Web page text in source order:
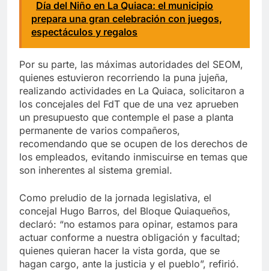
Día del Niño en La Quiaca: el municipio
prepara una gran celebración con juegos,
espectáculos y regalos
Por su parte, las máximas autoridades del SEOM,
quienes estuvieron recorriendo la puna jujeña,
realizando actividades en La Quiaca, solicitaron a
los concejales del FdT que de una vez aprueben
un presupuesto que contemple el pase a planta
permanente de varios compañeros,
recomendando que se ocupen de los derechos de
los empleados, evitando inmiscuirse en temas que
son inherentes al sistema gremial.
Como preludio de la jornada legislativa, el
concejal Hugo Barros, del Bloque Quiaqueños,
declaró: “no estamos para opinar, estamos para
actuar conforme a nuestra obligación y facultad;
quienes quieran hacer la vista gorda, que se
hagan cargo, ante la justicia y el pueblo”, refirió.